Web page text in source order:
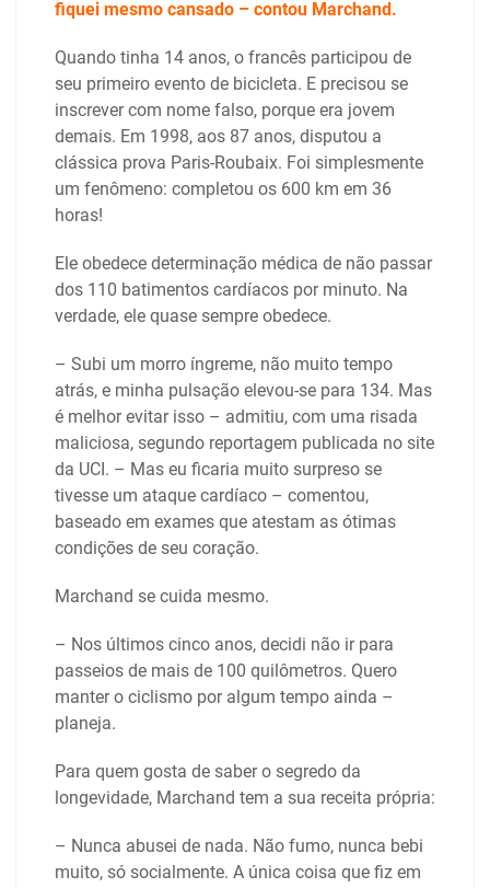
fiquei mesmo cansado – contou Marchand.
Quando tinha 14 anos, o francês participou de
seu primeiro evento de bicicleta. E precisou se
inscrever com nome falso, porque era jovem
demais. Em 1998, aos 87 anos, disputou a
clássica prova Paris-Roubaix. Foi simplesmente
um fenômeno: completou os 600 km em 36
horas!
Ele obedece determinação médica de não passar
dos 110 batimentos cardíacos por minuto. Na
verdade, ele quase sempre obedece.
– Subi um morro íngreme, não muito tempo
atrás, e minha pulsação elevou-se para 134. Mas
é melhor evitar isso – admitiu, com uma risada
maliciosa, segundo reportagem publicada no site
da UCI. – Mas eu ficaria muito surpreso se
tivesse um ataque cardíaco – comentou,
baseado em exames que atestam as ótimas
condições de seu coração.
Marchand se cuida mesmo.
– Nos últimos cinco anos, decidi não ir para
passeios de mais de 100 quilômetros. Quero
manter o ciclismo por algum tempo ainda –
planeja.
Para quem gosta de saber o segredo da
longevidade, Marchand tem a sua receita própria:
– Nunca abusei de nada. Não fumo, nunca bebi
muito, só socialmente. A única coisa que fiz em